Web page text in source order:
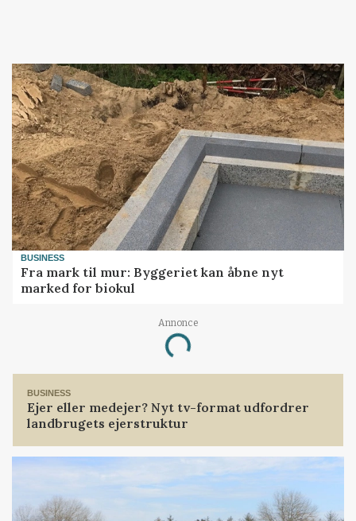
BUSINESS
Fra mark til mur: Byggeriet kan åbne nyt
marked for biokul
Annonce
Loading...
BUSINESS
Ejer eller medejer? Nyt tv-format udfordrer
landbrugets ejerstruktur